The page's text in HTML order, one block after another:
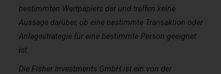
bestimmten Wertpapiers dar und treffen keine
Aussage darüber, ob eine bestimmte Transaktion oder
Anlagestrategie für eine bestimmte Person geeignet
ist.
Die Fisher Investments GmbH ist ein von der